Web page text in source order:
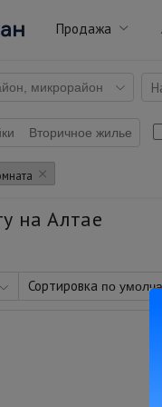
Продажа
микрорайон
Вторичное жилье
на Алтае
Сортировка по